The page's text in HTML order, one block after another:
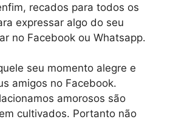
recados para todos os
expressar algo do seu
no Facebook ou Whatsapp.
seu momento alegre e
amigos no Facebook.
amorosos são
cultivados. Portanto não